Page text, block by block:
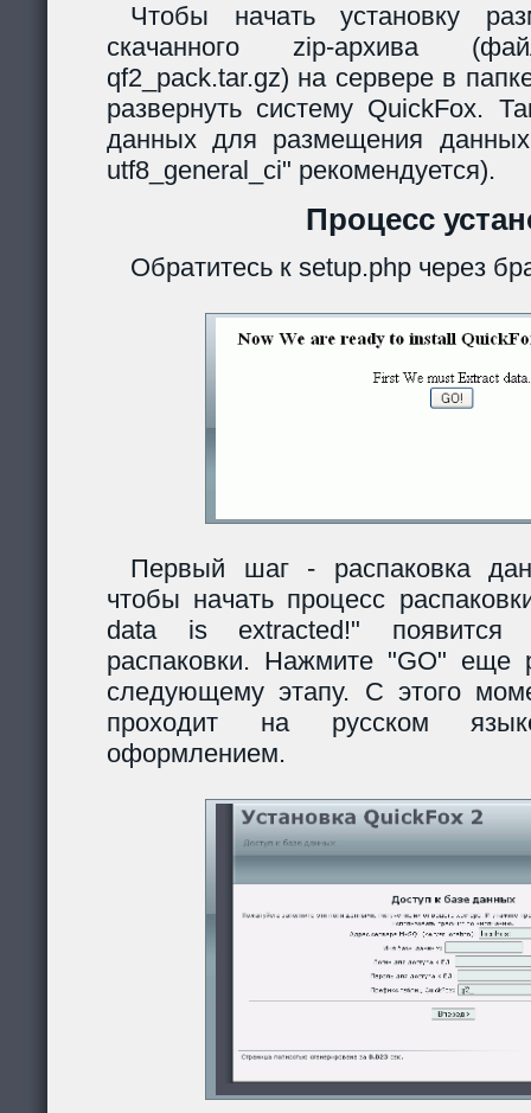
Чтобы начать установку
скачанного zip-архива
qf2_pack.tar.gz) на сервере в
развернуть систему QuickFox.
данных для размещения
utf8_general_ci" рекомендуется).
Процесс
Обратитесь к setup.php через
Первый шаг - распаковка
чтобы начать процесс
data is extracted!" появится
распаковки. Нажмите "GO" еще
следующему этапу. С этого
проходит на русском
оформлением.